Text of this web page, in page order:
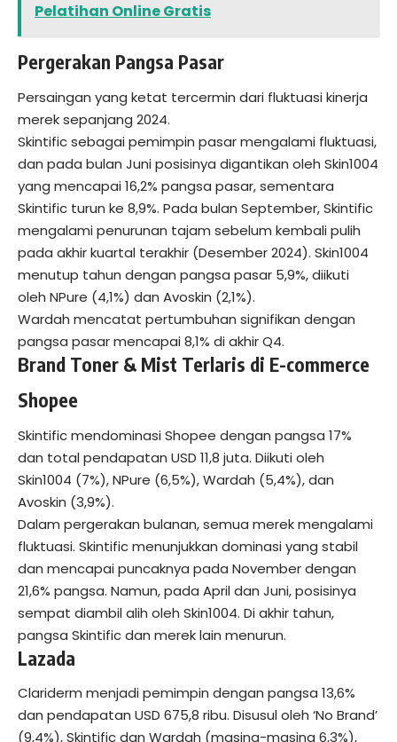
Pelatihan Online Gratis
Pergerakan Pangsa Pasar
Persaingan yang ketat tercermin dari fluktuasi kinerja
merek sepanjang 2024.
Skintific sebagai pemimpin pasar mengalami fluktuasi,
dan pada bulan Juni posisinya digantikan oleh Skin1004
yang mencapai 16,2% pangsa pasar, sementara
Skintific turun ke 8,9%. Pada bulan September, Skintific
mengalami penurunan tajam sebelum kembali pulih
pada akhir kuartal terakhir (Desember 2024). Skin1004
menutup tahun dengan pangsa pasar 5,9%, diikuti
oleh NPure (4,1%) dan Avoskin (2,1%).
Wardah mencatat pertumbuhan signifikan dengan
pangsa pasar mencapai 8,1% di akhir Q4.
Brand Toner & Mist Terlaris di E-commerce
Shopee
Skintific mendominasi Shopee dengan pangsa 17%
dan total pendapatan USD 11,8 juta. Diikuti oleh
Skin1004 (7%), NPure (6,5%), Wardah (5,4%), dan
Avoskin (3,9%).
Dalam pergerakan bulanan, semua merek mengalami
fluktuasi. Skintific menunjukkan dominasi yang stabil
dan mencapai puncaknya pada November dengan
21,6% pangsa. Namun, pada April dan Juni, posisinya
sempat diambil alih oleh Skin1004. Di akhir tahun,
pangsa Skintific dan merek lain menurun.
Lazada
Clariderm menjadi pemimpin dengan pangsa 13,6%
dan pendapatan USD 675,8 ribu. Disusul oleh ‘No Brand’
(9,4%), Skintific dan Wardah (masing-masing 6,3%),